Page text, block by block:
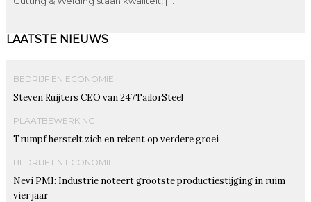
LAATSTE NIEUWS
BEDRIJF EN ECONOMIE
Steven Ruijters CEO van 247TailorSteel
PLAATBEWERKING
Trumpf herstelt zich en rekent op verdere groei
BEDRIJF EN ECONOMIE
Nevi PMI: Industrie noteert grootste productiestijging in ruim
vier jaar